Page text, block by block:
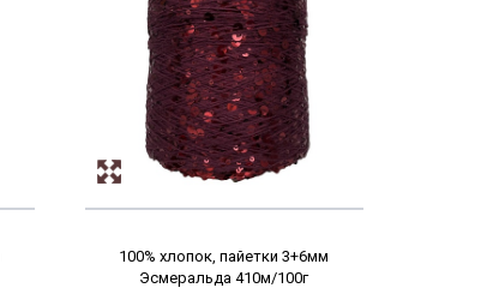
100% хлопок, пайетки 3+6мм
Эсмеральда 410м/100г